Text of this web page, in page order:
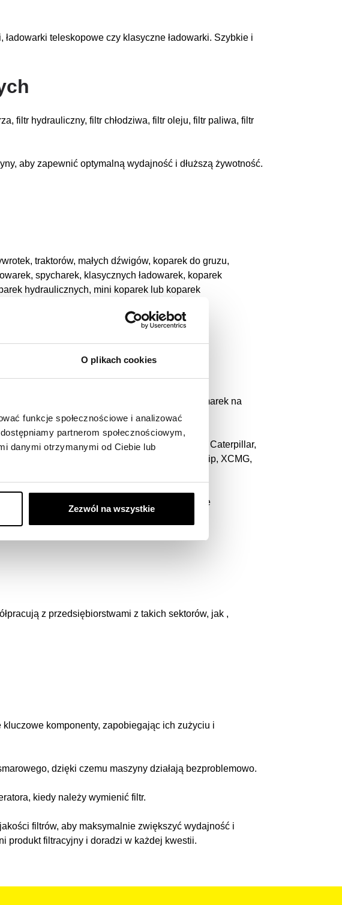
O plikach cookies
funkcje społecznościowe i analizować
partnerom społecznościowym,
danymi otrzymanymi od Ciebie lub
Zezwól na wszystkie
teleskopowe czy klasyczne ładowarki. Szybkie i
filtr hydrauliczny, filtr chłodziwa, filtr oleju, filtr paliwa, filtr
aby zapewnić optymalną wydajność i dłuższą żywotność.
traktorów, małych dźwigów, koparek do gruzu,
spycharek, klasycznych ładowarek, koparek
hydraulicznych, mini koparek lub koparek
filtracyjnemu, odpowiedniemu dla wszystkich marek na
maszynę i znajdź topowe marki, takie jak Caterpillar,
Doosan Infracore, Hyundai Construction Equip, XCMG,
SF w najwyższej jakości – mamy odpowiednie
z przedsiębiorstwami z takich sektorów, jak ,
komponenty, zapobiegając ich zużyciu i
dzięki czemu maszyny działają bezproblemowo.
kiedy należy wymienić filtr.
filtrów, aby maksymalnie zwiększyć wydajność i
produkt filtracyjny i doradzi w każdej kwestii.